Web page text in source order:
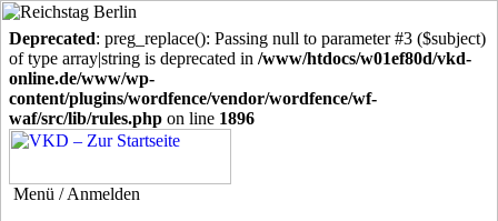
Deprecated: preg_replace(): Passing null to parameter #3 ($subject)
of type array|string is deprecated in /www/htdocs/w01ef80d/vkd-
online.de/www/wp-
content/plugins/wordfence/vendor/wordfence/wf-
waf/src/lib/rules.php on line 1896
Menü / Anmelden